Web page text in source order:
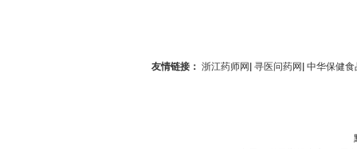
友情链接： 浙江药师网| 寻医问药网| 中华保健食